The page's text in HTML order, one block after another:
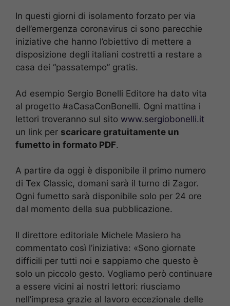
In questi giorni di isolamento forzato per via
dell’emergenza coronavirus ci sono parecchie
iniziative che hanno l’obiettivo di mettere a
disposizione degli italiani costretti a restare a
casa dei “passatempo” gratis.
Ad esempio Sergio Bonelli Editore ha dato vita
al progetto #aCasaConBonelli. Ogni mattina i
lettori troveranno sul sito www.sergiobonelli.it
un link per scaricare gratuitamente un
fumetto in formato PDF.
A partire da oggi è disponibile il primo numero
di Tex Classic, domani sarà il turno di Zagor.
Ogni fumetto sarà disponibile solo per 24 ore
dal momento della sua pubblicazione.
Il direttore editoriale Michele Masiero ha
commentato così l’iniziativa: «Sono giornate
difficili per tutti noi e sappiamo che questo è
solo un piccolo gesto. Vogliamo però continuare
a essere vicini ai nostri lettori: riusciamo
nell’impresa grazie al lavoro eccezionale delle